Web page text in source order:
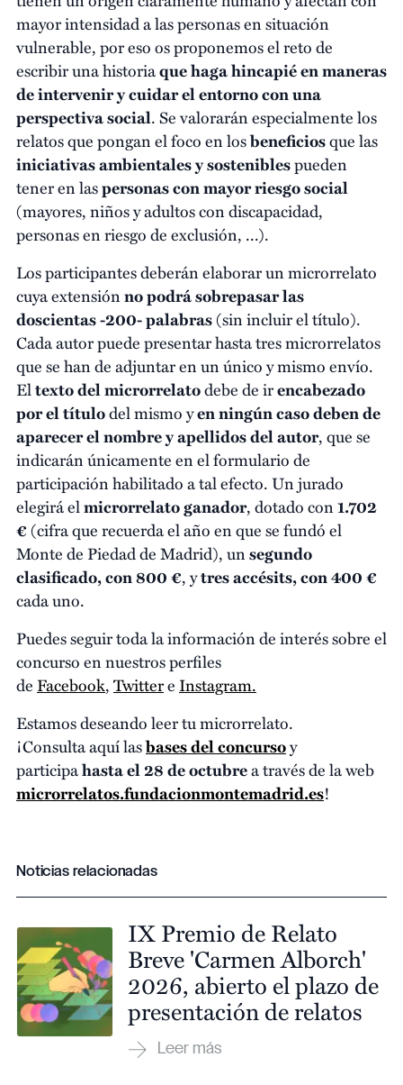
mayor intensidad a las personas en situación
vulnerable, por eso os proponemos el reto de
escribir una historiaque haga hincapié en maneras
de intervenir y cuidar el entorno con una
perspectiva social. Se valorarán especialmente los
relatos que pongan el foco en losbeneficiosque las
iniciativas ambientales y sosteniblespueden
tener en laspersonas con mayor riesgo social
(mayores, niños y adultos con discapacidad,
personas en riesgo de exclusión, ...).
Los participantes deberán elaborar un microrrelato
cuya extensiónno podrá sobrepasar las
doscientas -200- palabras(sin incluir el título).
Cada autor puede presentar hasta tres microrrelatos
que se han de adjuntar en un único y mismo envío.
Eltexto del microrrelatodebe de irencabezado
por el títulodel mismo yen ningún caso deben de
aparecer el nombre y apellidos del autor, que se
indicarán únicamente en el formulario de
participación habilitado a tal efecto. Un jurado
elegirá elmicrorrelato ganador, dotado con1.702
€(cifra que recuerda el año en que se fundó el
Monte de Piedad de Madrid), unsegundo
clasificado, con 800 €, ytres accésits, con 400 €
cada uno.
Puedes seguir toda la información de interés sobre el
concurso en nuestros perfiles
de Facebook,Twittere Instagram.
Estamos deseando leer tu microrrelato.
¡Consulta aquí lasbases del concursoy
participahasta el 28 de octubrea través de la web
microrrelatos.fundacionmontemadrid.es!
Noticias relacionadas
IX Premio de Relato
Breve 'Carmen Alborch'
2026, abierto el plazo de
presentación de relatos